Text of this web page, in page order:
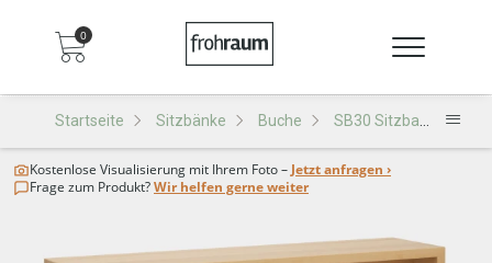
0
Startseite Sitzbänke Buche SB30 Sitzbank
Kostenlose Visualisierung mit Ihrem Foto – Jetzt anfragen ›
Frage zum Produkt?Wir helfen gerne weiter